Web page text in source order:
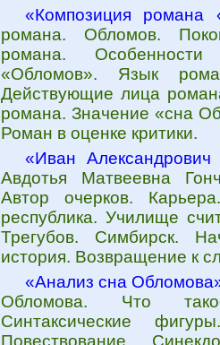
«Композиция романа
романа. Обломов.
романа.
«Обломов». Язык
Действующие лица
романа. Значение «сна
Роман в оценке критики.
«Иван Александрович
Авдотья Матвеевна
Автор очерков.
республика. Училище
Трегубов. Симбирск.
история. Возвращение к
«Анализ сна
Обломова. Что
Синтаксические
Повествование.